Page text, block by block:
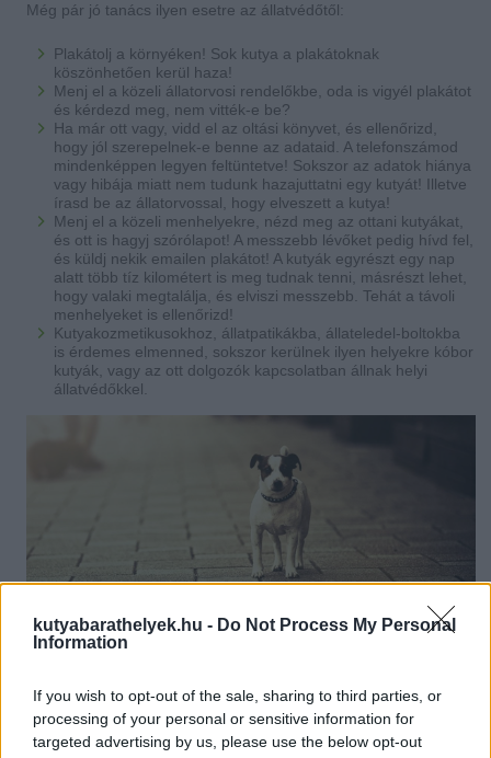
kutyabarathelyek.hu - Do Not Process My Personal
Information
If you wish to opt-out of the sale, sharing to third parties, or
processing of your personal or sensitive information for
targeted advertising by us, please use the below opt-out
Még pár jó tanács ilyen esetre az állatvédőtől:
Plakátolj a környéken! Sok kutya a plakátoknak
köszönhetően kerül haza!
Menj el a közeli állatorvosi rendelőkbe, oda is vigyél plakátot
és kérdezd meg, nem vitték-e be?
Ha már ott vagy, vidd el az oltási könyvet, és ellenőrizd,
hogy jól szerepelnek-e benne az adataid. A telefonszámod
mindenképpen legyen feltüntetve! Sokszor az adatok hiánya
vagy hibája miatt nem tudunk hazajuttatni egy kutyát! Illetve
írasd be az állatorvossal, hogy elveszett a kutya!
Menj el a közeli menhelyekre, nézd meg az ottani kutyákat,
és ott is hagyj szórólapot! A messzebb lévőket pedig hívd fel,
és küldj nekik emailen plakátot! A kutyák egyrészt egy nap
alatt több tíz kilométert is meg tudnak tenni, másrészt lehet,
hogy valaki megtalálja, és elviszi messzebb. Tehát a távoli
menhelyeket is ellenőrizd!
Kutyakozmetikusokhoz, állatpatikákba, állateledel-boltokba
is érdemes elmenned, sokszor kerülnek ilyen helyekre kóbor
kutyák, vagy az ott dolgozók kapcsolatban állnak helyi
állatvédőkkel.
Küldd el a Szilveszteri Állatmentő Ügyeletnek!